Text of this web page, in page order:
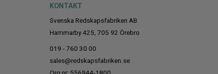
KONTAKT
Svenska Redskapsfabriken AB
Hammarby 425, 705 92 Örebro
019 - 760 30 00
sales@redskapsfabriken.se